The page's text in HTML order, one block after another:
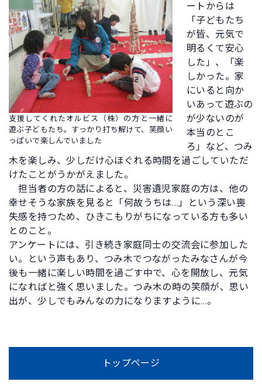
支援してくれたオルビス（株）の方と一緒に
遊ぶ子どもたち。すっかり打ち解けて、笑顔い
っぱいで楽しんでいました
ートからは
「子どもたち
が皆、元気で
明るくて安心
した」、「楽
しかった。家
にいると向か
いあって遊ぶの
が少ないのが
本当のとこ
ろ」など、つみ
木を楽しみ、少しだけ心ほぐれる時間を過ごしていただ
けたことがうかがえました。
担当者の方の話によると、災害遺児家庭の方は、他の
幸せそうな家族を見ると「何故うちは…」という深い喪
失感を持つため、ひきこもりがちになっている方も多い
とのこと。
アンケートには、引き続き家庭同士の交流会に参加した
い。という声もあり、つみ木でつながったみなさんが今
後も一緒に楽しい時間を過ごす中で、心を開放し、元気
になればと強く思いました。つみ木の時の笑顔が、思い
出が、少しでもみんなの力になりますように…。
トップページ